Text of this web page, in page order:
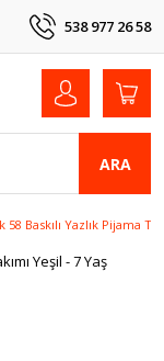
538 977 26 58
ARA
58 Baskılı Yazlık Pijama